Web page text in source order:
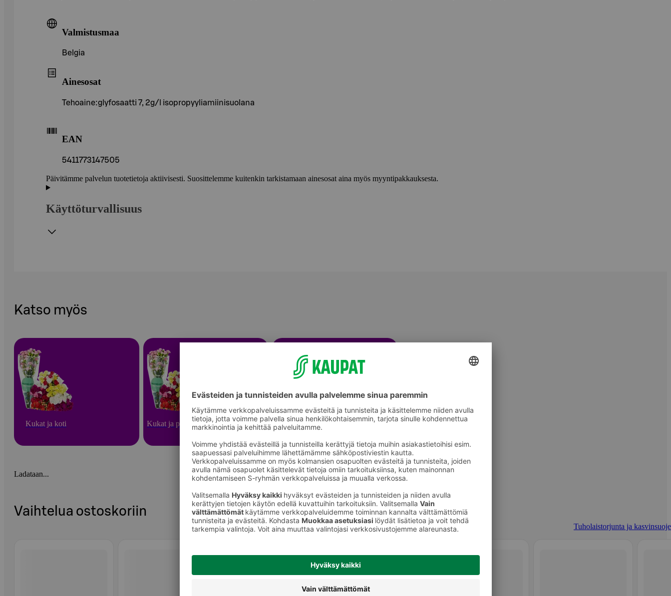
Valmistusmaa
Belgia
Ainesosat
Tehoaine:glyfosaatti 7, 2g/l isopropyyliamiinisuolana
EAN
5411773147505
Päivitämme palvelun tuotetietoja aktiivisesti. Suosittelemme kuitenkin tarkistamaan ainesosat aina myös myyntipakkauksesta.
Käyttöturvallisuus
Katso myös
Kukat ja koti Kukat ja puutarha Tuholaistorjunta ja kasvinsuojelu
Ladataan...
Vaihtelua ostoskoriin
Tuholaistorjunta ja